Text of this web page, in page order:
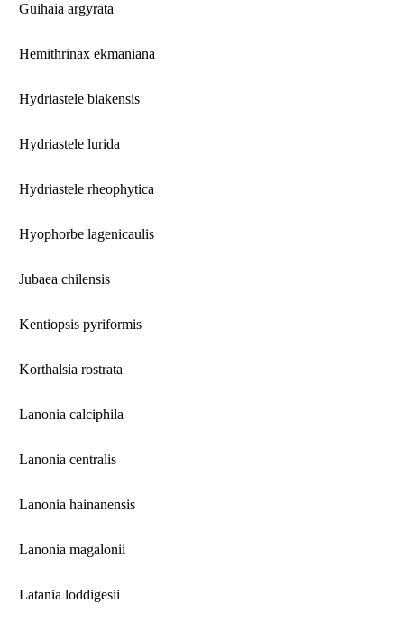
Guihaia argyrata
Hemithrinax ekmaniana
Hydriastele biakensis
Hydriastele lurida
Hydriastele rheophytica
Hyophorbe lagenicaulis
Jubaea chilensis
Kentiopsis pyriformis
Korthalsia rostrata
Lanonia calciphila
Lanonia centralis
Lanonia hainanensis
Lanonia magalonii
Latania loddigesii